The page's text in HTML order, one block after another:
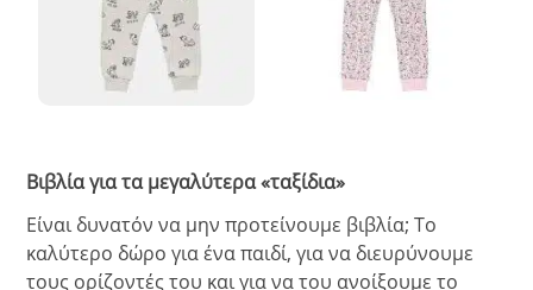
Βιβλία για τα μεγαλύτερα «ταξίδια»
Είναι δυνατόν να μην προτείνουμε βιβλία; Το
καλύτερο δώρο για ένα παιδί, για να διευρύνουμε
τους ορίζοντές του και για να του ανοίξουμε το